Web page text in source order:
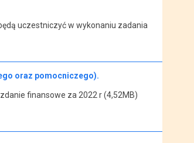
uczestniczyć w wykonaniu zadania
oraz pomocniczego).
finansowe za 2022 r (4,52MB)